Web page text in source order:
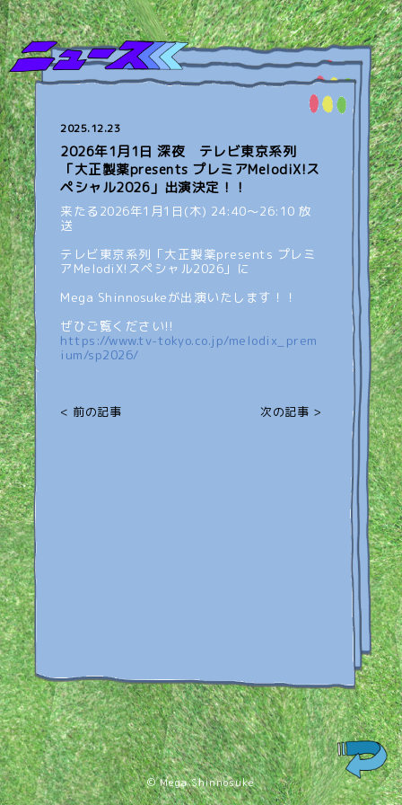
2025.12.23
2026年1月1日 深夜 テレビ東京系列
「大正製薬presents プレミアMelodiX!ス
ペシャル2026」出演決定！！
来たる2026年1月1日(木) 24:40～26:10 放
送
テレビ東京系列「大正製薬presents プレミ
アMelodiX!スペシャル2026」に
Mega Shinnosukeが出演いたします！！
ぜひご覧ください!!
https://www.tv-tokyo.co.jp/melodix_prem
ium/sp2026/
< 前の記事 次の記事 >
© Mega Shinnosuke